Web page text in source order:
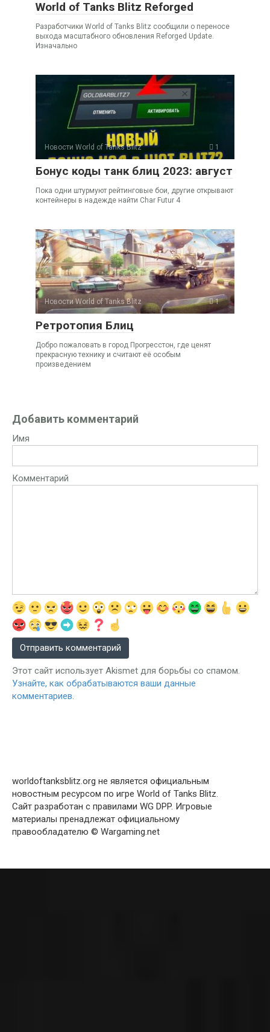
World of Tanks Blitz Reforged
Разработчики World of Tanks Blitz сообщили о переносе
выхода масштабного обновления Reforged Update.
Изначально
Новости World of Tanks Blitz 1
Бонус коды танк блиц 2023: август
Пока одни штурмуют рейтинговые бои, другие открывают
контейнеры в надежде найти Char Futur 4
Новости World of Tanks Blitz 1
Ретротопия Блиц
Добро пожаловать в город Прогресстон, где ценят
прекрасную технику и считают её особым
произведением
Добавить комментарий
Имя
Комментарий
Этот сайт использует Akismet для борьбы со спамом.
Узнайте, как обрабатываются ваши данные
комментариев.
worldoftanksblitz.org не является официальным
новостным ресурсом по игре World of Tanks Blitz.
Сайт разработан с правилами WG DPP. Игровые
материалы пренадлежат официальному
правообладателю © Wargaming.net